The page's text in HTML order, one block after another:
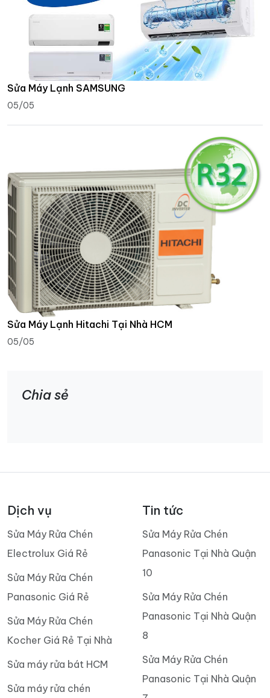
Sửa Máy Lạnh SAMSUNG
05/05
Sửa Máy Lạnh Hitachi Tại Nhà HCM
05/05
Chia sẻ
Dịch vụ
Sửa Máy Rửa Chén
Electrolux Giá Rẻ
Sửa Máy Rửa Chén
Panasonic Giá Rẻ
Sửa Máy Rửa Chén
Kocher Giá Rẻ Tại Nhà
Sửa máy rửa bát HCM
Sửa máy rửa chén
Tin tức
Sửa Máy Rửa Chén
Panasonic Tại Nhà Quận
10
Sửa Máy Rửa Chén
Panasonic Tại Nhà Quận
8
Sửa Máy Rửa Chén
Panasonic Tại Nhà Quận